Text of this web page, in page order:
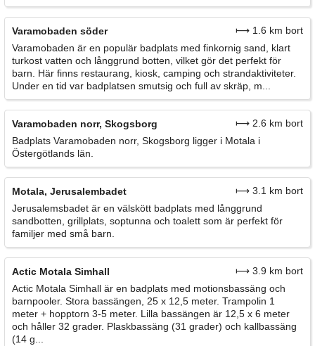
Varamobaden söder
⟼ 1.6 km bort
Varamobaden är en populär badplats med finkornig sand, klart
turkost vatten och långgrund botten, vilket gör det perfekt för
barn. Här finns restaurang, kiosk, camping och strandaktiviteter.
Under en tid var badplatsen smutsig och full av skräp, m...
Varamobaden norr, Skogsborg
⟼ 2.6 km bort
Badplats Varamobaden norr, Skogsborg ligger i Motala i
Östergötlands län.
Motala, Jerusalembadet
⟼ 3.1 km bort
Jerusalemsbadet är en välskött badplats med långgrund
sandbotten, grillplats, soptunna och toalett som är perfekt för
familjer med små barn.
Actic Motala Simhall
⟼ 3.9 km bort
Actic Motala Simhall är en badplats med motionsbassäng och
barnpooler. Stora bassängen, 25 x 12,5 meter. Trampolin 1
meter + hopptorn 3-5 meter. Lilla bassängen är 12,5 x 6 meter
och håller 32 grader. Plaskbassäng (31 grader) och kallbassäng
(14 g...